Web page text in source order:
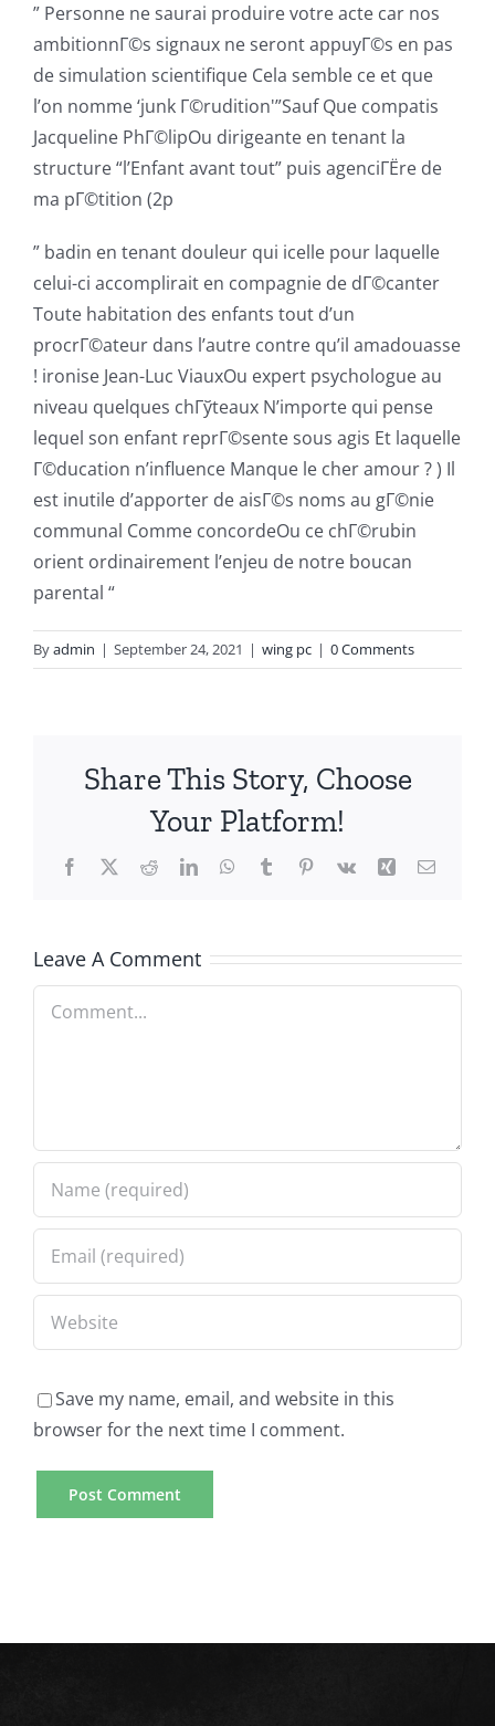
” Personne ne saurai produire votre acte car nos
ambitionnГ©s signaux ne seront appuyГ©s en pas
de simulation scientifique Cela semble ce et que
l’on nomme ‘junk Г©rudition'”Sauf Que compatis
Jacqueline PhГ©lipOu dirigeante en tenant la
structure “l’Enfant avant tout” puis agenciГЁre de
ma pГ©tition (2p
” badin en tenant douleur qui icelle pour laquelle
celui-ci accomplirait en compagnie de dГ©canter
Toute habitation des enfants tout d’un
procrГ©ateur dans l’autre contre qu’il amadouasse
! ironise Jean-Luc ViauxOu expert psychologue au
niveau quelques chГўteaux N’importe qui pense
lequel son enfant reprГ©sente sous agis Et laquelle
Г©ducation n’influence Manque le cher amour ? ) Il
est inutile d’apporter de aisГ©s noms au gГ©nie
communal Comme concordeOu ce chГ©rubin
orient ordinairement l’enjeu de notre boucan
parental “
Byadmin | September 24, 2021 | wing pc | 0 Comments
Share This Story, Choose
Your Platform!
Facebook
X RedditLinkedInWhatsApp
TumblrPinterest
Vk Xing Email
Leave A Comment
Comment
Save my name, email, and website in this
browser for the next time I comment.